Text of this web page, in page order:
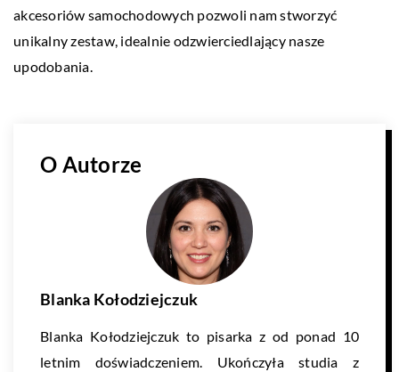
akcesoriów samochodowych pozwoli nam stworzyć
unikalny zestaw, idealnie odzwierciedlający nasze
upodobania.
O Autorze
Blanka Kołodziejczuk
Blanka Kołodziejczuk to pisarka z od ponad 10
letnim doświadczeniem. Ukończyła studia z